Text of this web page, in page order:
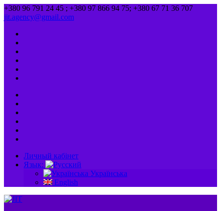
+380 96 791 24 45 ; +380 97 866 94 75; +380 67 71 36 707
jit.agency@gmail.com
Личный кабінет
Язык:
Українська
English